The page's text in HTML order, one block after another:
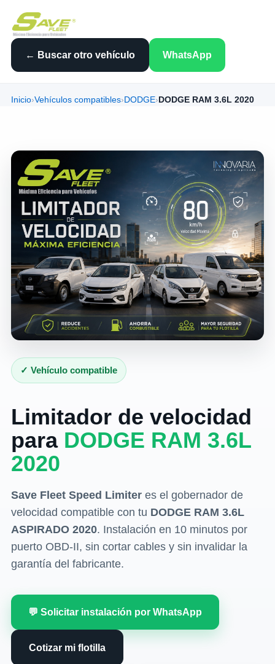
← Buscar otro vehículo WhatsApp
Inicio›Vehículos compatibles› DODGE› DODGE RAM 3.6L 2020
✓ Vehículo compatible
Limitador de velocidad
para DODGE RAM 3.6L
2020
Save Fleet Speed Limiteres el gobernador de
velocidad compatible con tu DODGE RAM 3.6L
ASPIRADO 2020. Instalación en 10 minutos por
puerto OBD-II, sin cortar cables y sin invalidar la
garantía del fabricante.
💬 Solicitar instalación por WhatsApp
Cotizar mi flotilla